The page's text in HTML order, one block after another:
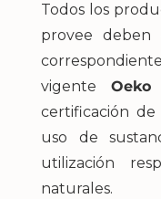
Todos los
provee deben
vigente
certificación
uso de
utilización
naturales.